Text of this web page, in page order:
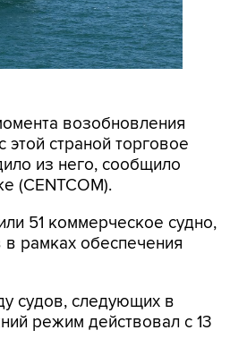
возобновления
страной торговое
из него, сообщило
(CENTCOM).
51 коммерческое судно,
рамках обеспечения
судов, следующих в
режим действовал с 13